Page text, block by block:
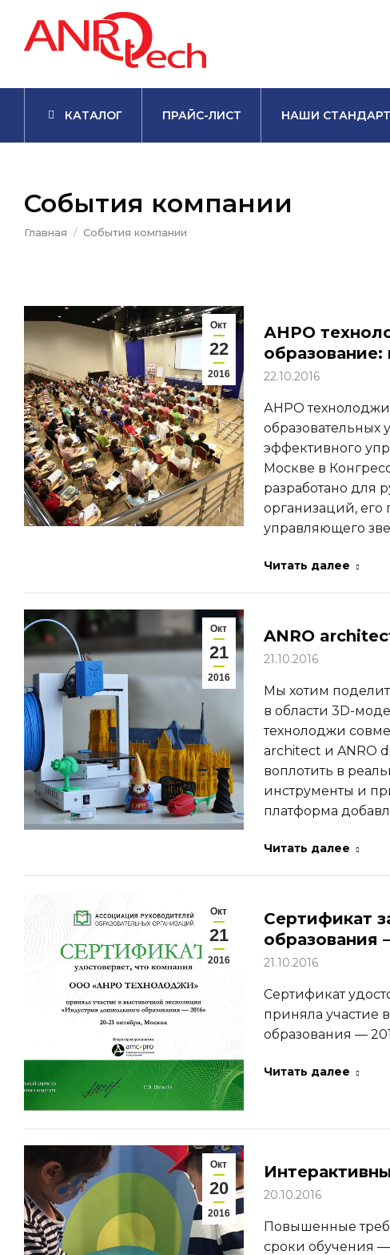
КАТАЛОГ ПРАЙС-ЛИСТ НАШИ
События компании
Вы здесь:
Главная События компании
Окт
22
2016
АНРО
22.10.2016
АНРО технолоджи
эффективного
Москве в
разработано для
организаций, его
управляющего
Читать далее
Окт
21
2016
ANRO
21.10.2016
Мы хотим
в области 3D-
технолоджи
architect и ANRO
воплотить в
инструменты и
платформа
Читать далее
Окт
21
2016
Сертификат
образования
21.10.2016
Сертификат
приняла участие
образования —
Читать далее
Окт
20
2016
20.10.2016
Повышенные
сроки обучения —